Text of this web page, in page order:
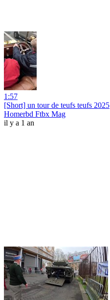
1:57
[Short] un tour de teufs teufs 2025
Homerbd Ftbx Mag
il y a 1 an